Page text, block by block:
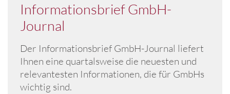
Informationsbrief GmbH-
Journal
Der Informationsbrief GmbH-Journal liefert
Ihnen eine quartalsweise die neuesten und
relevantesten Informationen, die für GmbHs
wichtig sind.